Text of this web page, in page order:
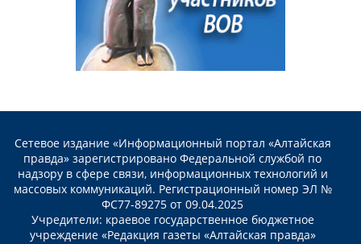
Сетевое издание «Информационный портал «Алтайская
правда» зарегистрировано Федеральной службой по
надзору в сфере связи, информационных технологий и
массовых коммуникаций. Регистрационный номер ЭЛ №
ФС77-89275 от 09.04.2025
Учредители: краевое государственное бюджетное
учреждение «Редакция газеты «Алтайская правда»